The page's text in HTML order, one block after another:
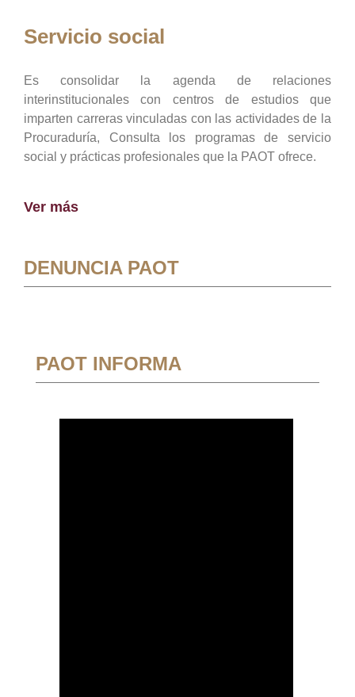
Servicio social
Es consolidar la agenda de relaciones
interinstitucionales con centros de estudios que
imparten carreras vinculadas con las actividades de la
Procuraduría, Consulta los programas de servicio
social y prácticas profesionales que la PAOT ofrece.
Ver más
DENUNCIA PAOT
PAOT INFORMA